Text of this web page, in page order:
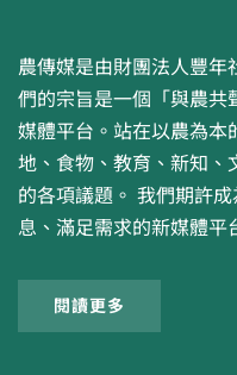
農傳媒是由財團法人豐
們的宗旨是一個「與農
媒體平台。站在以農為
地、食物、教育、新知
的各項議題。 我們期許
息、滿足需求的新媒體平
閱讀更多